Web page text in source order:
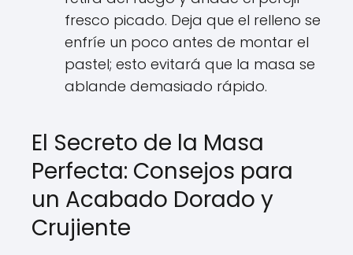
fresco picado. Deja que el relleno se
enfríe un poco antes de montar el
pastel; esto evitará que la masa se
ablande demasiado rápido.
El Secreto de la Masa
Perfecta: Consejos para
un Acabado Dorado y
Crujiente